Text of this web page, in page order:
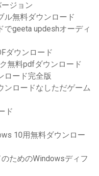
ジョン
ル無料ダウンロード
でgeeta updeshオーディ
ダウンロード
無料pdfダウンロード
ロード完全版
ンロードなしただゲーム
ド
10用無料ダウンロー
ためのWindowsディフ